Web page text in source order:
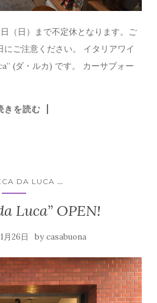
（日）まで不定休となります。ご
ご注意ください。 イタリアワイ
(ダ・ルカ) です。 カーサブォー
きを読む
DA LUCA ...
Luca” OPEN!
月26日 bycasabuona